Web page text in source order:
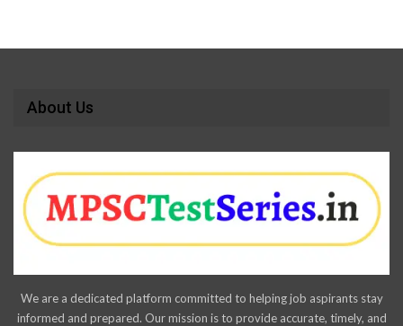
About Us
We are a dedicated platform committed to helping job aspirants stay
informed and prepared. Our mission is to provide accurate, timely, and